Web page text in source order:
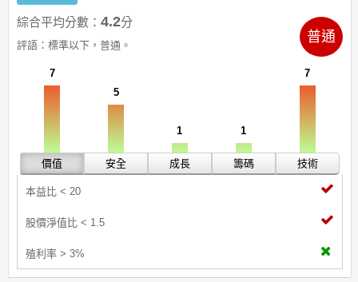
綜合平均分數： 4.2分
評語： 標準以下，普通。
普通
7
價值
5
安全
1
成長
1
籌碼
7
技術
本益比 < 20
股價淨值比 < 1.5
殖利率 > 3%